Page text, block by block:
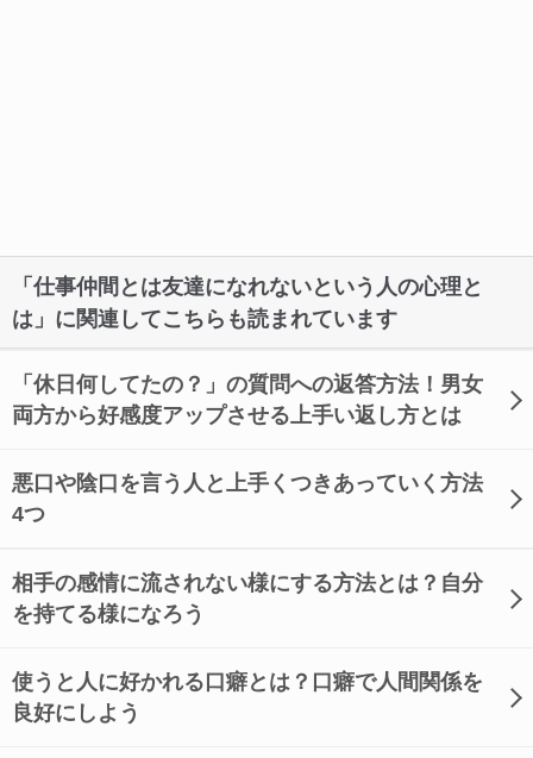
「仕事仲間とは友達になれないという人の心理と
は」に関連してこちらも読まれています
「休日何してたの？」の質問への返答方法！男女
両方から好感度アップさせる上手い返し方とは
悪口や陰口を言う人と上手くつきあっていく方法
4つ
相手の感情に流されない様にする方法とは？自分
を持てる様になろう
使うと人に好かれる口癖とは？口癖で人間関係を
良好にしよう